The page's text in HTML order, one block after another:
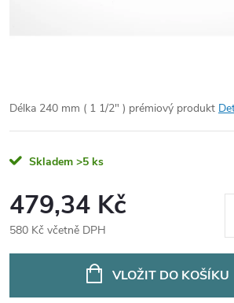
Délka 240 mm ( 1 1/2" ) prémiový produkt
Skladem >5 ks
479,34 Kč
580 Kč včetně DPH
VLOŽIT DO KOŠÍKU